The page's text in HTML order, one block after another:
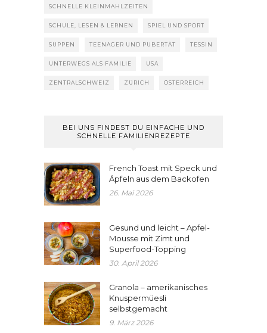
SCHNELLE KLEINMAHLZEITEN
SCHULE, LESEN & LERNEN SPIEL UND SPORT
SUPPEN TEENAGER UND PUBERTÄT TESSIN
UNTERWEGS ALS FAMILIE USA
ZENTRALSCHWEIZ ZÜRICH ÖSTERREICH
BEI UNS FINDEST DU EINFACHE UND
SCHNELLE FAMILIENREZEPTE
French Toast mit Speck und
Äpfeln aus dem Backofen
26. Mai 2026
Gesund und leicht – Apfel-
Mousse mit Zimt und
Superfood-Topping
30. April 2026
Granola – amerikanisches
Knuspermüesli
selbstgemacht
9. März 2026